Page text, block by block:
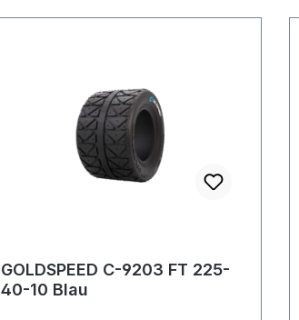
GOLDSPEED C-9203 FT 225-
40-10 Blau